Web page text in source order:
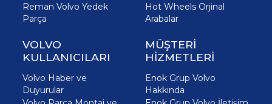
Reman Volvo Yedek
Parça
Hot Wheels Orjinal
Arabalar
VOLVO
KULLANICILARI
Volvo Haber ve
Duyurular
MÜŞTERİ
HİZMETLERİ
Enok Grup Volvo
Hakkında